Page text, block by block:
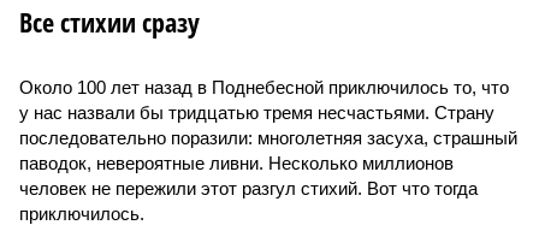
Все стихии сразу
Около 100 лет назад в Поднебесной приключилось то, что
у нас назвали бы тридцатью тремя несчастьями. Страну
последовательно поразили: многолетняя засуха, страшный
паводок, невероятные ливни. Несколько миллионов
человек не пережили этот разгул стихий. Вот что тогда
приключилось.